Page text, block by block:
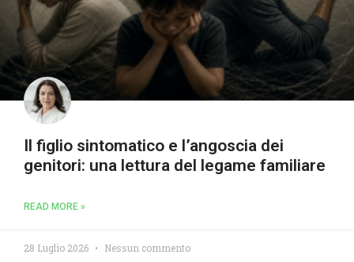
Il figlio sintomatico e l’angoscia dei
genitori: una lettura del legame familiare
READ MORE »
28 Luglio 2026 Nessun commento